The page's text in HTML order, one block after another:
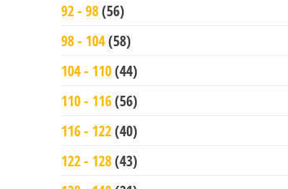
92 - 98(56)
98 - 104(58)
104 - 110(44)
110 - 116(56)
116 - 122(40)
122 - 128(43)